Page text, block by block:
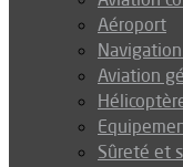
Aéroport
Aviation
Sûreté et